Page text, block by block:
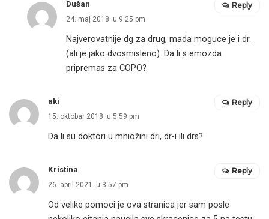
Dušan
24. maj 2018. u 9:25 pm
Najverovatnije dg za drug, mada moguce je i dr.
(ali je jako dvosmisleno). Da li s emozda
pripremas za COPO?
Reply
aki
15. oktobar 2018. u 5:59 pm
Da li su doktori u mniožini dri, dr-i ili drs?
Reply
Kristina
26. april 2021. u 3:57 pm
Od velike pomoci je ova stranica jer sam posle
Reply